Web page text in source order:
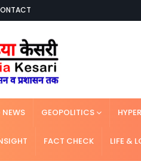
NEWS GEOPOLITICS
FACT CHECK LIFE &